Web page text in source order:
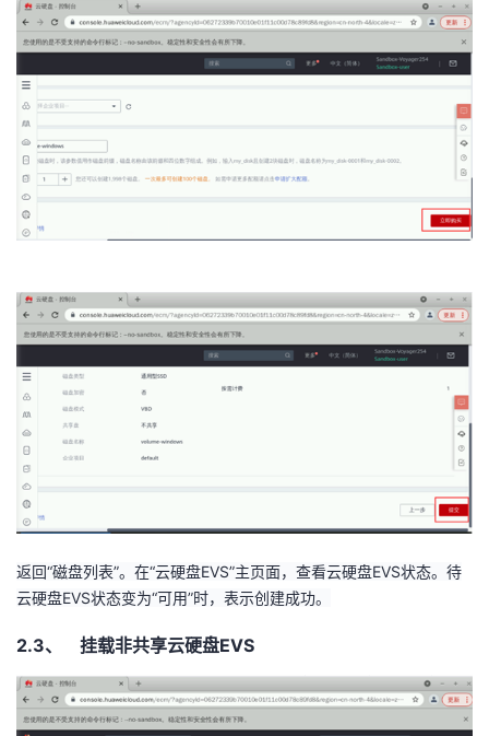
返回“磁盘列表”。在“云硬盘EVS”主页面，查看云硬盘EVS状态。待
云硬盘EVS状态变为“可用”时，表示创建成功。
2.3、 挂载非共享云硬盘EVS